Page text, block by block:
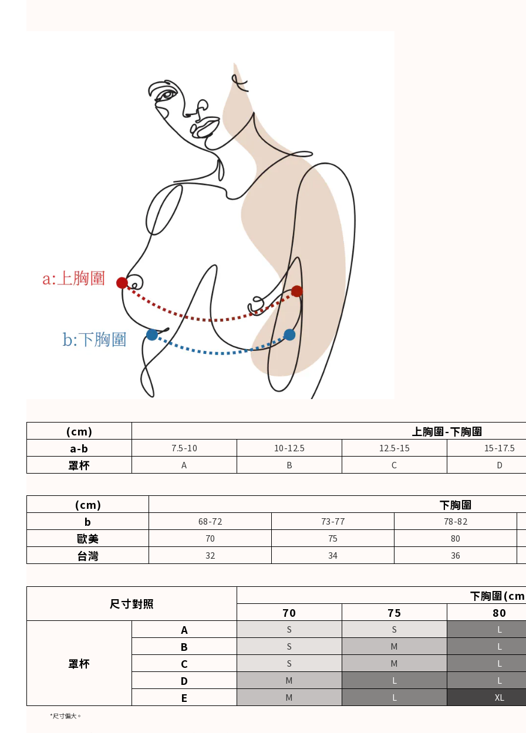
(cm)
上胸圍-下胸圍
a-b
7.5-10 10-12.5 12.5-15 15-17.5
罩杯 A B C D
(cm)
下胸圍
b
68-72 73-77 78-82
歐美 70 75 80
台灣 32 34 36
尺寸對照
下胸圍
70
75 80
罩杯
A S S L
B S M L
C S M L
D M L L
E M L XL
*尺寸偏大。